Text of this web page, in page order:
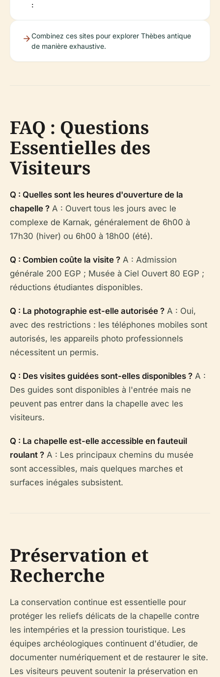
:
Combinez ces sites pour explorer Thèbes antique
de manière exhaustive.
FAQ : Questions
Essentielles des
Visiteurs
Q : Quelles sont les heures d'ouverture de la
chapelle ? A : Ouvert tous les jours avec le
complexe de Karnak, généralement de 6h00 à
17h30 (hiver) ou 6h00 à 18h00 (été).
Q : Combien coûte la visite ? A : Admission
générale 200 EGP ; Musée à Ciel Ouvert 80 EGP ;
réductions étudiantes disponibles.
Q : La photographie est-elle autorisée ? A : Oui,
avec des restrictions : les téléphones mobiles sont
autorisés, les appareils photo professionnels
nécessitent un permis.
Q : Des visites guidées sont-elles disponibles ? A :
Des guides sont disponibles à l'entrée mais ne
peuvent pas entrer dans la chapelle avec les
visiteurs.
Q : La chapelle est-elle accessible en fauteuil
roulant ? A : Les principaux chemins du musée
sont accessibles, mais quelques marches et
surfaces inégales subsistent.
Préservation et
Recherche
La conservation continue est essentielle pour
protéger les reliefs délicats de la chapelle contre
les intempéries et la pression touristique. Les
équipes archéologiques continuent d'étudier, de
documenter numériquement et de restaurer le site.
Les visiteurs peuvent soutenir la préservation en